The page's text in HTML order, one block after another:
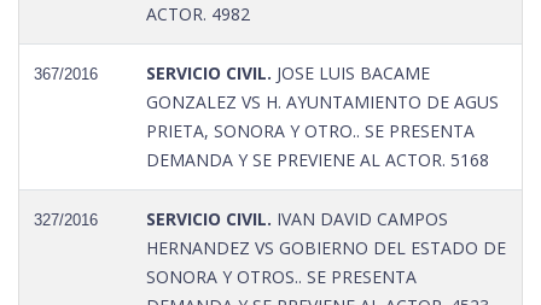
ACTOR. 4982
367/2016 SERVICIO CIVIL. JOSE LUIS BACAME
GONZALEZ VS H. AYUNTAMIENTO DE AGUS
PRIETA, SONORA Y OTRO.. SE PRESENTA
DEMANDA Y SE PREVIENE AL ACTOR. 5168
327/2016 SERVICIO CIVIL. IVAN DAVID CAMPOS
HERNANDEZ VS GOBIERNO DEL ESTADO DE
SONORA Y OTROS.. SE PRESENTA